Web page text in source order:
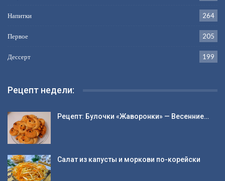
Напитки 264
Первое 205
Дессерт 199
Рецепт недели:
Рецепт: Булочки «Жаворонки» — Весенние…
Салат из капусты и моркови по-корейски